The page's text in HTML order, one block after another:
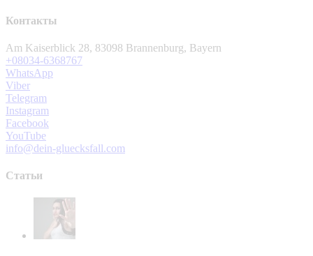
Контакты
Am Kaiserblick 28, 83098 Brannenburg, Bayern
+08034-6368767
WhatsApp
Viber
Telegram
Instagram
Facebook
YouTube
info@dein-gluecksfall.com
Статьи